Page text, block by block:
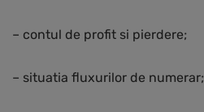
– contul de profit si pierdere;
– situatia fluxurilor de numerar;